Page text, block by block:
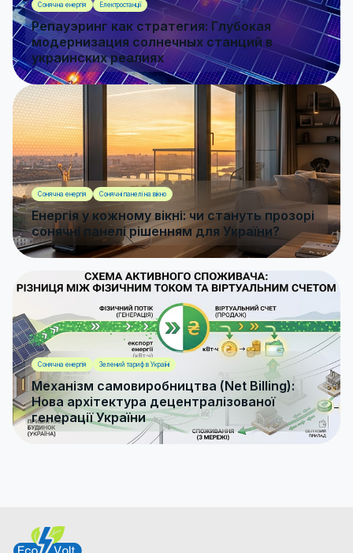
Сонячна енергія Електростанції
Репауэринг как стратегия: Глубокая
модернизация солнечных станций в
украинских реалиях
Сонячна енергія Сонячні панелі на вікно
Енергія у кожному вікні: чи стануть прозорі
сонячні панелі рішенням для України?
Сонячна енергія Зелений тариф в Україні
Механізм самовиробництва (Net Billing):
Нова архітектура децентралізованої
генерації України